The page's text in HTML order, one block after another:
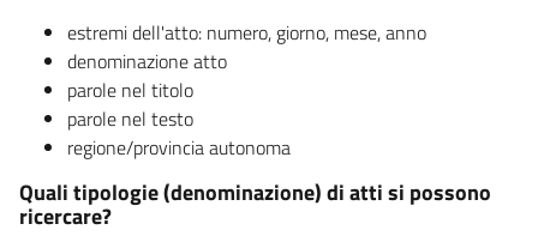
estremi dell'atto: numero, giorno, mese, anno
denominazione atto
parole nel titolo
parole nel testo
regione/provincia autonoma
Quali tipologie (denominazione) di atti si possono
ricercare?